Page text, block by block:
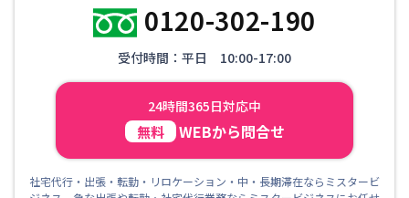
0120-302-190
受付時間：平日 10:00-17:00
24時間365日対応中
無料 WEBから問合せ
社宅代行・出張・転勤・リロケーション・中・長期滞在ならミスタービ